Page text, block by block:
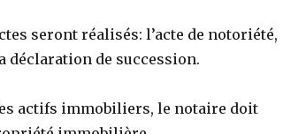
seront réalisés: l’acte de notoriété,
déclaration de succession.
actifs immobiliers, le notaire doit